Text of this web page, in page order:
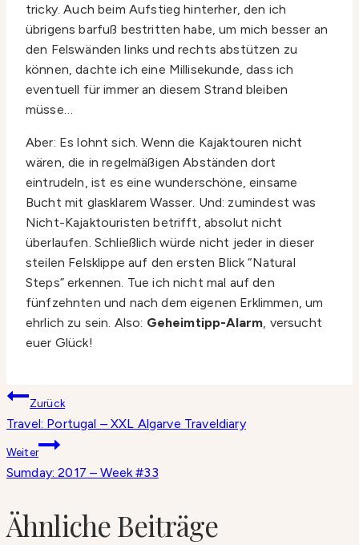
tricky. Auch beim Aufstieg hinterher, den ich
übrigens barfuß bestritten habe, um mich besser an
den Felswänden links und rechts abstützen zu
können, dachte ich eine Millisekunde, dass ich
eventuell für immer an diesem Strand bleiben
müsse…
Aber: Es lohnt sich. Wenn die Kajaktouren nicht
wären, die in regelmäßigen Abständen dort
eintrudeln, ist es eine wunderschöne, einsame
Bucht mit glasklarem Wasser. Und: zumindest was
Nicht-Kajaktouristen betrifft, absolut nicht
überlaufen. Schließlich würde nicht jeder in dieser
steilen Felsklippe auf den ersten Blick “Natural
Steps” erkennen. Tue ich nicht mal auf den
fünfzehnten und nach dem eigenen Erklimmen, um
ehrlich zu sein. Also: Geheimtipp-Alarm , versucht
euer Glück!
Beitragsnavigation
Zurück
Travel: Portugal – XXL Algarve Traveldiary
Weiter
Sumday: 2017 – Week #33
Ähnliche Beiträge